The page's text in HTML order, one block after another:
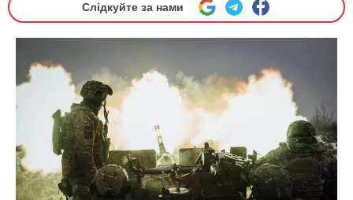
Слідкуйте за нами